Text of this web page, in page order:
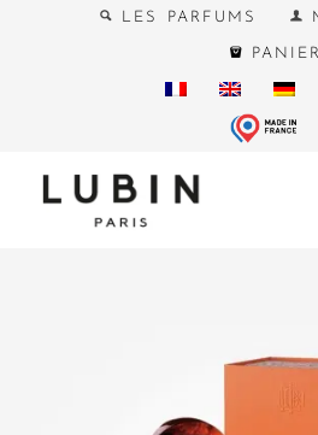
LES PARFUMS
PANIER